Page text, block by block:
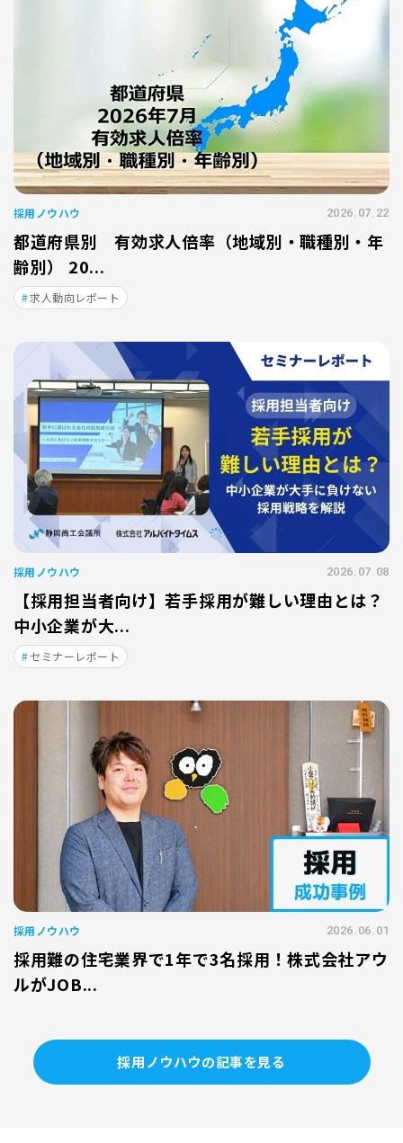
採用ノウハウ 2026.07.22
都道府県別 有効求人倍率（地域別・職種別・年
齢別） 20...
求人動向レポート
採用ノウハウ 2026.07.08
【採用担当者向け】若手採用が難しい理由とは？
中小企業が大...
セミナーレポート
採用ノウハウ 2026.06.01
採用難の住宅業界で1年で3名採用！株式会社アウ
ルがJOB...
採用ノウハウの記事を見る